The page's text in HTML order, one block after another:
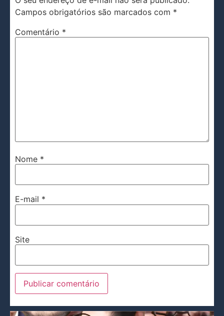
Campos obrigatórios são marcados com *
Comentário *
Nome *
E-mail *
Site